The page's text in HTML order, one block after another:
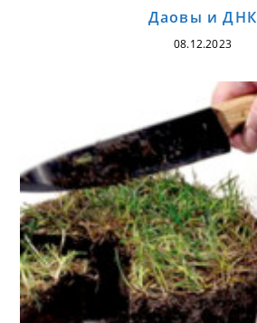
Даовы и ДНК
08.12.2023